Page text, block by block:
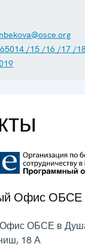
/15 /16 /17 /
Офис ОБСЕ
ОБСЕ в
18 А